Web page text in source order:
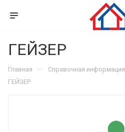
ГЕЙЗЕР
Главная — Справочная информация
ГЕЙЗЕР